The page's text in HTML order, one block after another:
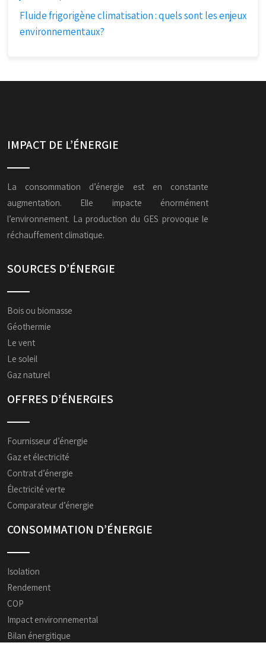
Fluide frigorigène climatisation : quels sont les enjeux
environnementaux?
IMPACT DE L’ÉNERGIE
La consommation d’énergie est en constante
augmentation. Elle impacte énormément
l’environnement. La production du GES provoque le
réchauffement climatique.
SOURCES D’ÉNERGIE
Bois ou biomasse
Géothermie
Le vent
Le soleil
Gaz naturel
OFFRES D’ÉNERGIES
Fournisseur d’énergie
Gaz et électricité
Contrat d’énergie
Électricité verte
Comparateur d’énergie
CONSOMMATION D’ÉNERGIE
Isolation
Rendement
COP
Impact environnemental
Bilan énergitique